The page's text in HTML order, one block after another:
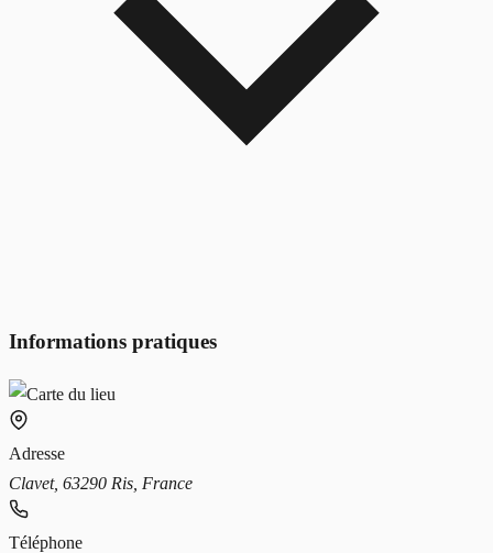
Informations pratiques
Adresse
Clavet, 63290 Ris, France
Téléphone